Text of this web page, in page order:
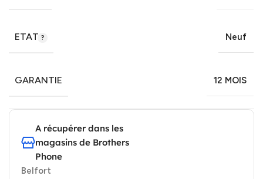
ETAT Neuf
GARANTIE 12 MOIS
A récupérer dans les
magasins de Brothers
Phone
Belfort